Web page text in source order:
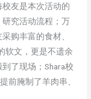
友是本次活动的
究活动流程；万
购丰富的食材、
软文，更是不遗余
了现场；Shara校
前腌制了羊肉串、